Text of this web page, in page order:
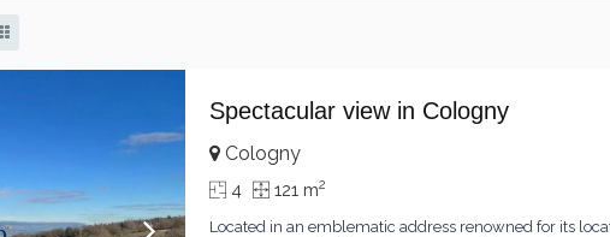
Spectacular view in Cologny
Cologny
4 121 m2
Located in an emblematic address renowned for its